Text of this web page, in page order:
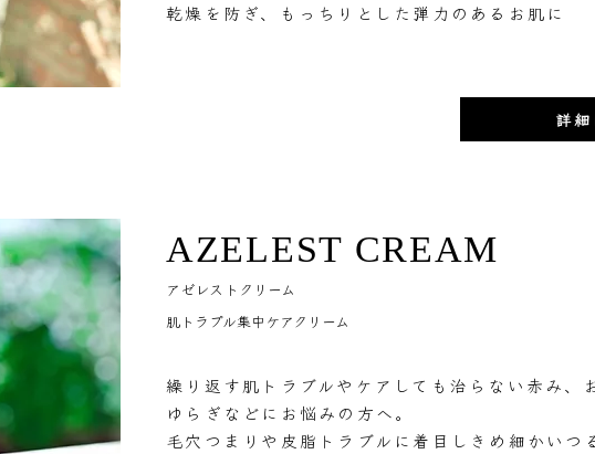
乾燥を防ぎ、もっちりとした弾力のあるお肌に
詳
AZELEST CREAM
アゼレストクリーム
肌トラブル集中ケアクリーム
繰り返す肌トラブルやケアしても治らない赤み、
ゆらぎなどにお悩みの方へ。
毛穴つまりや皮脂トラブルに着目しきめ細かいつ